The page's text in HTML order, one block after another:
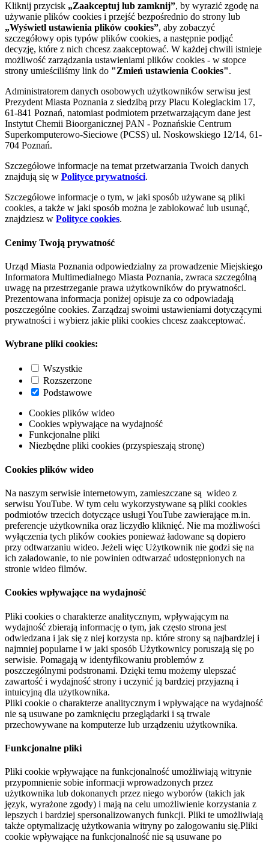
Kliknij przycisk „Zaakceptuj lub zamknij”, by wyrazić zgodę na
używanie plików cookies i przejść bezpośrednio do strony lub
„Wyświetl ustawienia plików cookies”, aby zobaczyć
szczegółowy opis typów plików cookies, a następnie podjąć
decyzję, które z nich chcesz zaakceptować. W każdej chwili istnieje
możliwość zarządzania ustawieniami plików cookies - w stopce
strony umieściliśmy link do "Zmień ustawienia Cookies".
Administratorem danych osobowych użytkowników serwisu jest
Prezydent Miasta Poznania z siedzibą przy Placu Kolegiackim 17,
61-841 Poznań, natomiast podmiotem przetwarzającym dane jest
Instytut Chemii Bioorganicznej PAN - Poznańskie Centrum
Superkomputerowo-Sieciowe (PCSS) ul. Noskowskiego 12/14, 61-
704 Poznań.
Szczegółowe informacje na temat przetwarzania Twoich danych
znajdują się w Polityce prywatności.
Szczegółowe informacje o tym, w jaki sposób używane są pliki
cookies, a także w jaki sposób można je zablokować lub usunąć,
znajdziesz w Polityce cookies.
Cenimy Twoją prywatność
Urząd Miasta Poznania odpowiedzialny za prowadzenie Miejskiego
Informatora Multimedialnego Miasta Poznania, zwraca szczególną
uwagę na przestrzeganie prawa użytkowników do prywatności.
Prezentowana informacja poniżej opisuje za co odpowiadają
poszczególne cookies. Zarządzaj swoimi ustawieniami dotyczącymi
prywatności i wybierz jakie pliki cookies chcesz zaakceptować.
Wybrane pliki cookies:
Wszystkie
Rozszerzone
Podstawowe
Cookies plików wideo
Cookies wpływające na wydajność
Funkcjonalne pliki
Niezbędne pliki cookies (przyspieszają stronę)
Cookies plików wideo
Na naszym serwisie internetowym, zamieszczane są wideo z
serwisu YouTube. W tym celu wykorzystywane są pliki cookies
podmiotów trzecich dotyczące usługi YouTube zawierające m.in.
preferencje użytkownika oraz liczydło kliknięć. Nie ma możliwości
wyłączenia tych plików cookies ponieważ ładowane są dopiero
przy odtwarzaniu wideo. Jeżeli więc Użytkownik nie godzi się na
ich załadowanie, to nie powinien odtwarzać udostępnionych na
stronie wideo filmów.
Cookies wpływające na wydajność
Pliki cookies o charakterze analitycznym, wpływającym na
wydajność zbierają informację o tym, jak często strona jest
odwiedzana i jak się z niej korzysta np. które strony są najbardziej i
najmniej popularne i w jaki sposób Użytkownicy poruszają się po
serwisie. Pomagają w identyfikowaniu problemów z
poszczególnymi podstronami. Dzięki temu możemy ulepszać
zawartość i wydajność strony i uczynić ją bardziej przyjazną i
intuicyjną dla użytkownika.
Pliki cookie o charakterze analitycznym i wpływające na wydajność
nie są usuwane po zamknięciu przeglądarki i są trwale
przechowywane na komputerze lub urządzeniu użytkownika.
Funkcjonalne pliki
Pliki cookie wpływające na funkcjonalność umożliwiają witrynie
przypomnienie sobie informacji wprowadzonych przez
użytkownika lub dokonanych przez niego wyborów (takich jak
język, wyrażone zgody) i mają na celu umożliwienie korzystania z
lepszych i bardziej spersonalizowanych funkcji. Pliki te umożliwiają
także optymalizację użytkowania witryny po zalogowaniu się.Pliki
cookie wpływające na funkcjonalność nie są usuwane po